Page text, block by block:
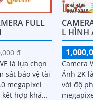
FULL
₫
là lựa chọn
sát bảo vệ tài
megapixel
hợp khả
L HÌNH
Camera
Ảnh 2K
với độ